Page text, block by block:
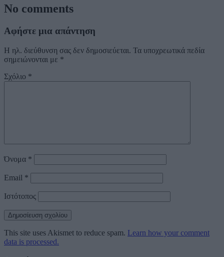
No comments
Αφήστε μια απάντηση
Η ηλ. διεύθυνση σας δεν δημοσιεύεται. Τα υποχρεωτικά πεδία
σημειώνονται με *
Σχόλιο *
Όνομα *
Email *
Ιστότοπος
This site uses Akismet to reduce spam. Learn how your comment
data is processed.